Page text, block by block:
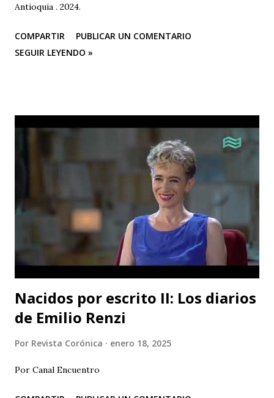
Antioquia . 2024.
COMPARTIR
PUBLICAR UN COMENTARIO
SEGUIR LEYENDO »
Nacidos por escrito II: Los diarios
de Emilio Renzi
Por Revista Corónica enero 18, 2025
Por Canal Encuentro